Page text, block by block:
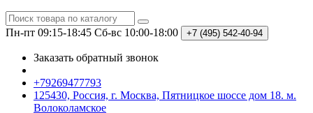
Пн-пт 09:15-18:45 Сб-вс 10:00-18:00 +7 (495) 542-40-94
Заказать обратный звонок
+79269477793
125430, Россия, г. Москва, Пятницкое шоссе дом 18. м.
Волоколамское